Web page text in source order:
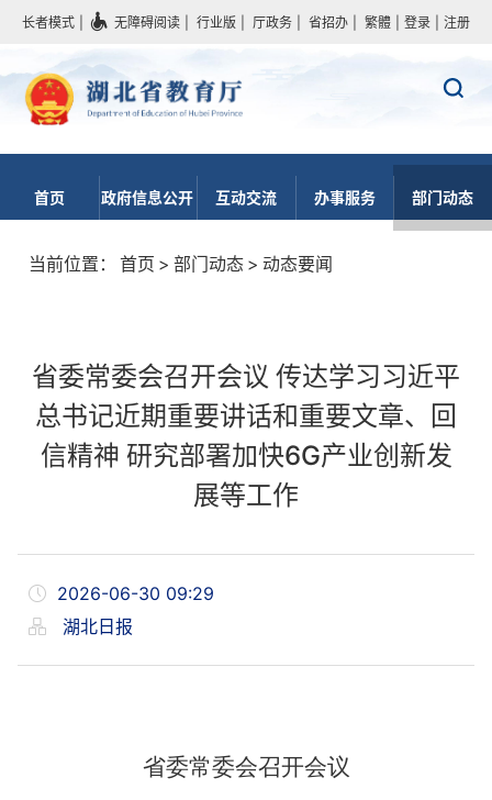
长者模式 无障碍阅读 行业版 厅政务 省招办 繁體 登录 注册
首页 政府信息公开 互动交流 办事服务 部门动态
当前位置： 首页 > 部门动态 > 动态要闻
省委常委会召开会议 传达学习习近平
总书记近期重要讲话和重要文章、回
信精神 研究部署加快6G产业创新发
展等工作
2026-06-30 09:29
湖北日报
省委常委会召开会议